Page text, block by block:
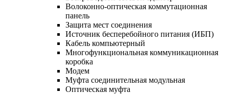
Волоконно-оптическая коммутационная
панель
Защита мест соединения
Источник бесперебойного питания (ИБП)
Кабель компьютерный
Многофункциональная коммуникационная
коробка
Модем
Муфта соединительная модульная
Оптическая муфта